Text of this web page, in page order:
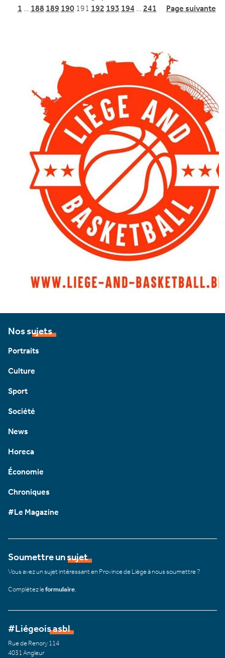
1
188 189 190 191 192 193 194 241 Page suivante
Nos sujets
Portraits
Culture
Sport
Société
News
Horeca
Économie
Chroniques
#Le Magazine
Soumettre un sujet
Vous avez un sujet intéressant en Province de Liège à nous soumettre ?
Complétez leformulaire
#Liégeois asbl
Rue de Renory 114
4031 Angleur